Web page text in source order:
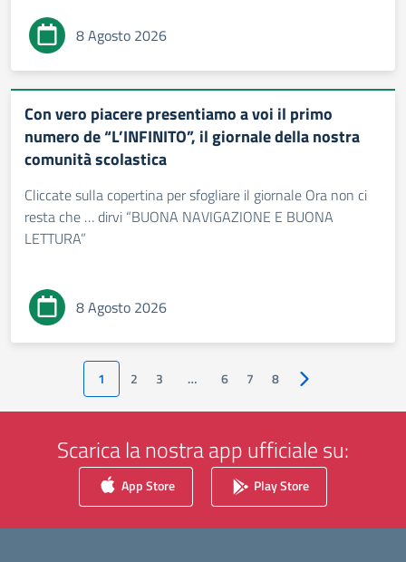
8 Agosto 2026
Con vero piacere presentiamo a voi il primo
numero de “L’INFINITO”, il giornale della nostra
comunità scolastica
Cliccate sulla copertina per sfogliare il giornale Ora non ci
resta che … dirvi “BUONA NAVIGAZIONE E BUONA
LETTURA”
8 Agosto 2026
1 2 3 … 6 7 8 Pagina successiva
Scarica la nostra app ufficiale su:
App Store Play Store